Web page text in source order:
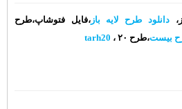
دانلود طرح لایه باز،فایل فتوشاپ،طرح
بیست،طرح ۲۰ ، tarh20